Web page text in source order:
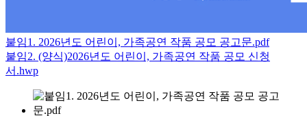
붙임1. 2026년도 어린이, 가족공연 작품 공모 공고문.pdf
붙임2. (양식)2026년도 어린이, 가족공연 작품 공모 신청
서.hwp